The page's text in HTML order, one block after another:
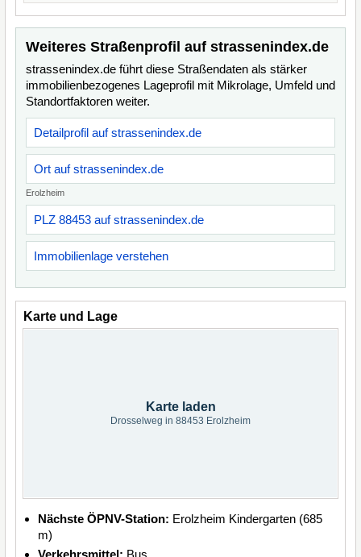
Weiteres Straßenprofil auf strassenindex.de
strassenindex.de führt diese Straßendaten als stärker
immobilienbezogenes Lageprofil mit Mikrolage, Umfeld und
Standortfaktoren weiter.
Detailprofil auf strassenindex.de
Ort auf strassenindex.de
Erolzheim
PLZ 88453 auf strassenindex.de
Immobilienlage verstehen
Karte und Lage
Karte laden
Drosselweg in 88453 Erolzheim
Nächste ÖPNV-Station: Erolzheim Kindergarten (685
m)
Verkehrsmittel: Bus